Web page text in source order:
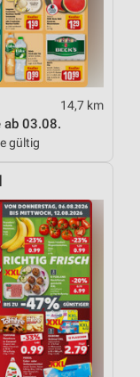
14,7 km
ab 03.08.
gültig